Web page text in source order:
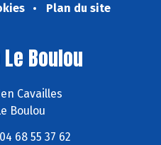
Plan du site
Boulou
Cavailles
Boulou
04 68 55 37 62